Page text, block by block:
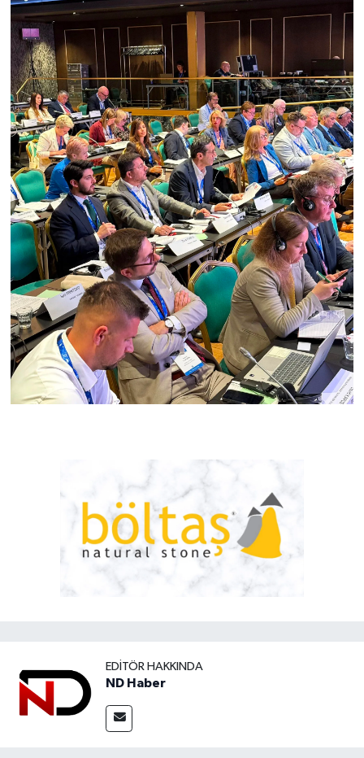
EDITÖR HAKKINDA
ND Haber